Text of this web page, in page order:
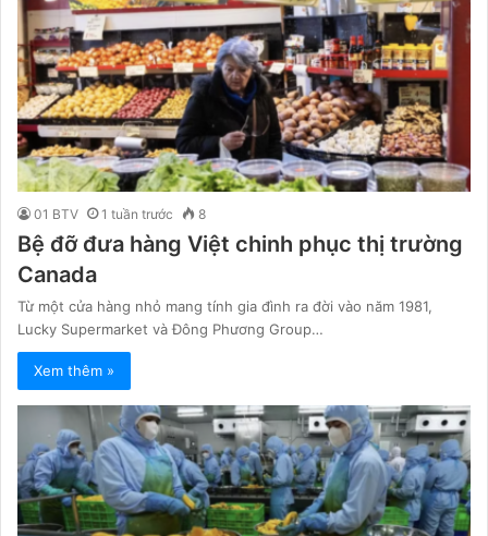
01 BTV 1 tuần trước 8
Bệ đỡ đưa hàng Việt chinh phục thị trường
Canada
Từ một cửa hàng nhỏ mang tính gia đình ra đời vào năm 1981,
Lucky Supermarket và Đông Phương Group…
Xem thêm »